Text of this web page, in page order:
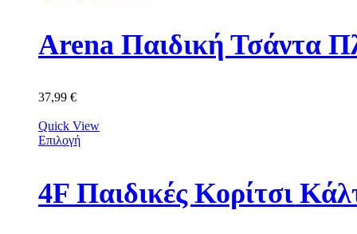
Arena Παιδική Τσάντα
37,99 €
Quick View
Επιλογή